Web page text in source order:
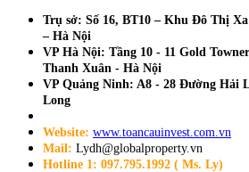
Trụ sở: Số 16, BT10 – Khu Đô Thị
– Hà Nội
VP Hà Nội: Tầng 10 - 11 Gold
Thanh Xuân - Hà Nội
VP Quảng Ninh: A8 - 28 Đường Hải
Long
Website: www.toancauinvest.com.vn
Mail: Lydh@globalproperty.vn
Hotline 1: 097.795.1992 ( Ms. Ly)